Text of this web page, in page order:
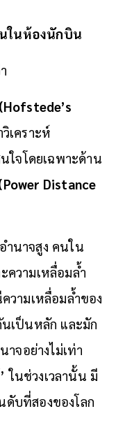
ในห้องนักบิน
วิเคราะห์
ใจโดยเฉพาะด้าน
Distance
ำนาจสูง คนใน
วามเหลื่อมล้ำ
วามเหลื่อมล้ำของ
นเป็นหลัก และมัก
าจอย่างไม่เท่า
ในช่วงเวลานั้น มี
ดับที่สองของโลก